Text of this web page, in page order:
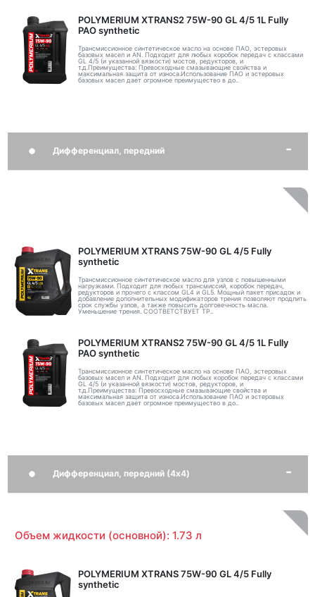
POLYMERIUM XTRANS2 75W-90 GL 4/5 1L Fully
PAO synthetic
Трансмиссионное синтетическое масло на основе ПАО, эстеровых
базовых масел и AN. Подходит для любых коробок передач с классами
GL 4/5 (и указанной вязкости) мостов, редукторов, и
т.д.Преимущества: Превосходные смазывающие свойства и
максимальная защита от износа.Использование ПАО и эстеровых
базовых масел дает огромное преимущество в до..
Дифференциал, передний
POLYMERIUM XTRANS 75W-90 GL 4/5 Fully
synthetic
Трансмиссионное синтетическое масло для узлов с повышенными
нагрузками. Подходит для любых трансмиссий, коробок передач,
редукторов и прочего с классом GL4 и GL5. Мощный пакет присадок и
добавление дополнительных модификаторов трения позволяют продлить
срок службы узлов, а также повысить долговечность масла.
Уменьшение трения. СООТВЕТСТВУЕТ ТР..
POLYMERIUM XTRANS2 75W-90 GL 4/5 1L Fully
PAO synthetic
Трансмиссионное синтетическое масло на основе ПАО, эстеровых
базовых масел и AN. Подходит для любых коробок передач с классами
GL 4/5 (и указанной вязкости) мостов, редукторов, и
т.д.Преимущества: Превосходные смазывающие свойства и
максимальная защита от износа.Использование ПАО и эстеровых
базовых масел дает огромное преимущество в до..
Дифференциал, передний (4x4)
Объем жидкости (основной): 1.73 л
POLYMERIUM XTRANS 75W-90 GL 4/5 Fully
synthetic